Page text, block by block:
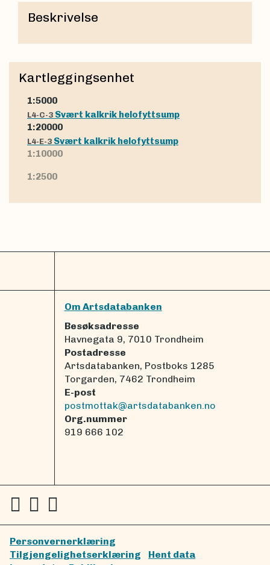
Beskrivelse
Kartleggingsenhet
1:5000
L4-C-3 Svært kalkrik helofyttsump
1:20000
L4-E-3 Svært kalkrik helofyttsump
1:10000
1:2500
Om Artsdatabanken
Besøksadresse
Havnegata 9, 7010 Trondheim
Postadresse
Artsdatabanken, Postboks 1285
Torgarden, 7462 Trondheim
E-post
postmottak@artsdatabanken.no
Org.nummer
919 666 102
Personvernerklæring
Tilgjengelighetserklæring
Hent data